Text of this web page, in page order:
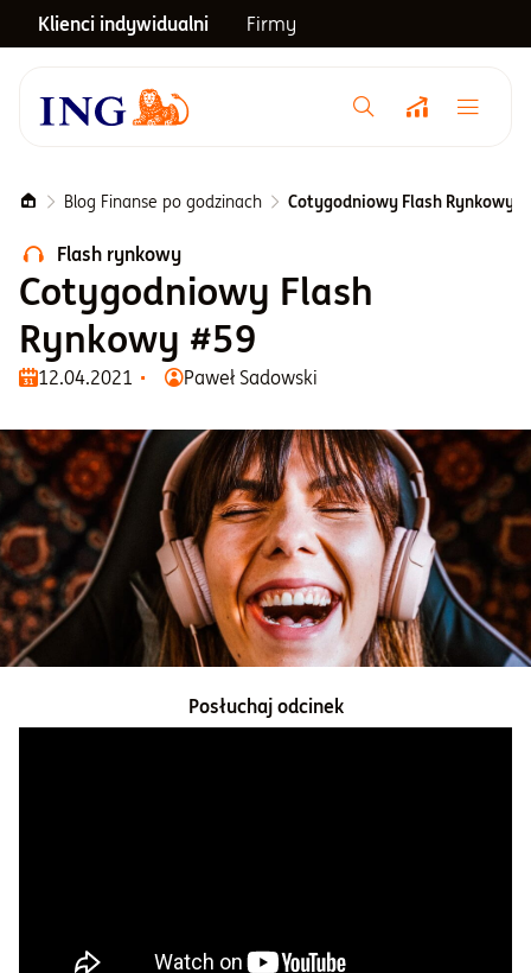
Klienci indywidualni Firmy
Menu główne
Notowania
Emerytura
Inwestycje
Blog
Centrum pomocy
Informacje i dokumenty
O nas
Blog Finanse po godzinach Cotygodniowy Flash Rynkowy
Flash rynkowy
Cotygodniowy Flash
Rynkowy #59
12.04.2021 Paweł Sadowski
Posłuchaj odcinek